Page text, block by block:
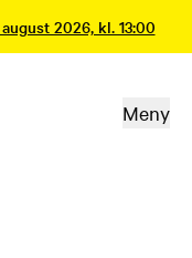
2026, kl. 13:00
Meny